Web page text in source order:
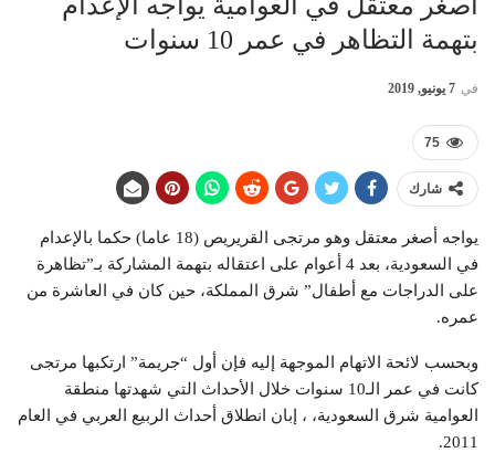
بتهمة التظاهر في عمر 10 سنوات
في 7 يونيو, 2019
75
شارك
يواجه أصغر معتقل وهو مرتجى القريريص (18 عاما) حكما بالإعدام
في السعودية، بعد 4 أعوام على اعتقاله بتهمة المشاركة بـ”تظاهرة
على الدراجات مع أطفال” شرق المملكة، حين كان في العاشرة من
عمره.
وبحسب لائحة الاتهام الموجهة إليه فإن أول “جريمة” ارتكبها مرتجى
كانت في عمر الـ10 سنوات خلال الأحداث التي شهدتها منطقة
العوامية شرق السعودية، ، إبان انطلاق أحداث الربيع العربي في العام
2011.